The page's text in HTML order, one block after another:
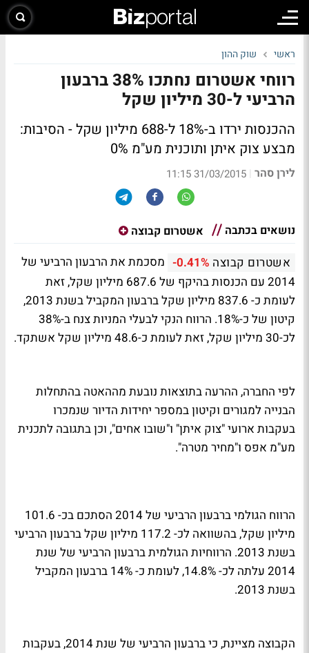
ראשי שוק ההון
רווחי אשטרום נחתכו 38% ברבעון
הרביעי ל-30 מיליון שקל
ההכנסות ירדו ב-18% ל-688 מיליון שקל - הסיבות:
מבצע צוק איתן ותוכנית מע"מ 0%
לירן סהר |
31/03/2015 11:15
נושאים בכתבה אשטרום קבוצה
אשטרום קבוצה -0.41% מסכמת את הרבעון הרביעי של
2014 עם הכנסות בהיקף של 687.6 מיליון שקל, זאת
לעומת כ- 837.6 מיליון שקל ברבעון המקביל בשנת 2013,
קיטון של כ-18%. הרווח הנקי לבעלי המניות צנח ב-38%
לכ-30 מיליון שקל, זאת לעומת כ-48.6 מיליון שקל אשתקד.
לפי החברה, ההרעה בתוצאות נובעת מההאטה בהתחלות
הבנייה למגורים וקיטון במספר יחידות הדיור שנמכרו
בעקבות ארועי "צוק איתן" ו"שובו אחים", וכן בתגובה לתכנית
מע"מ אפס ו"מחיר מטרה".
הרווח הגולמי ברבעון הרביעי של 2014 הסתכם בכ- 101.6
מיליון שקל, בהשוואה לכ- 117.2 מיליון שקל ברבעון הרביעי
בשנת 2013. הרווחיות הגולמית ברבעון הרביעי של שנת
2014 עלתה לכ- 14.8%, לעומת כ- 14% ברבעון המקביל
בשנת 2013.
הקבוצה מציינת, כי ברבעון הרביעי של שנת 2014, בעקבות